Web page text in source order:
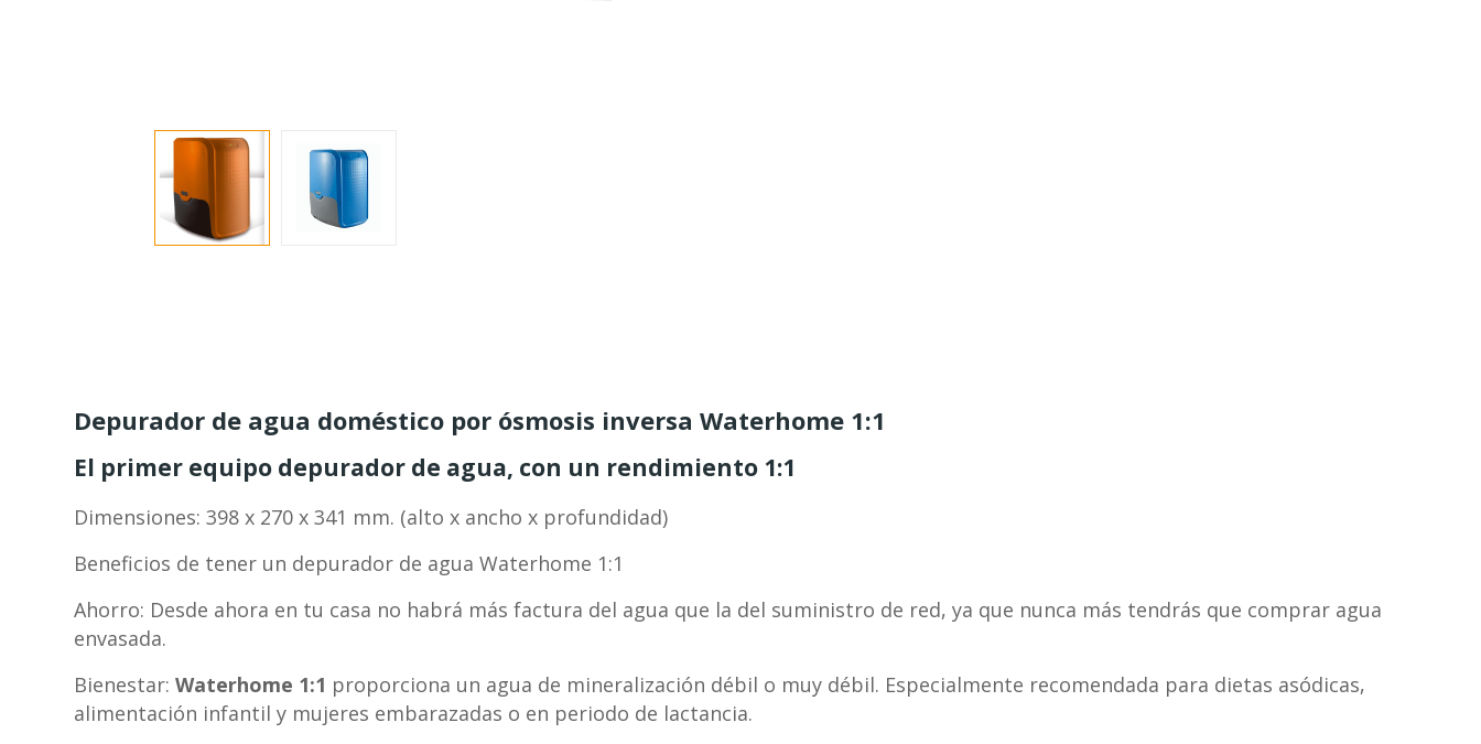
Depurador de agua doméstico por ósmosis inversa Waterhome 1:1
El primer equipo depurador de agua, con un rendimiento 1:1
Dimensiones: 398 x 270 x 341 mm. (alto x ancho x profundidad)
Beneficios de tener un depurador de agua Waterhome 1:1
Ahorro: Desde ahora en tu casa no habrá más factura del agua que la del suministro de red, ya que nunca más tendrás que comprar agua
envasada.
Bienestar: Waterhome 1:1 proporciona un agua de mineralización débil o muy débil. Especialmente recomendada para dietas asódicas,
alimentación infantil y mujeres embarazadas o en periodo de lactancia.